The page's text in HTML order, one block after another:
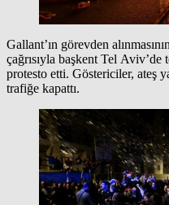
Gallant’ın görevden
çağrısıyla başkent Tel
protesto etti. Göstericiler, ateş
trafiğe kapattı.